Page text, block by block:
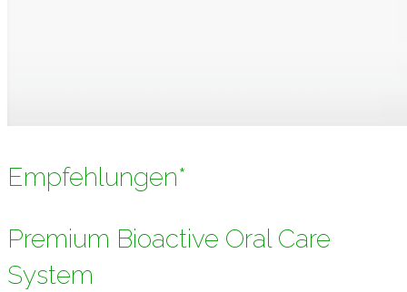
Empfehlungen*
Premium Bioactive Oral Care
System